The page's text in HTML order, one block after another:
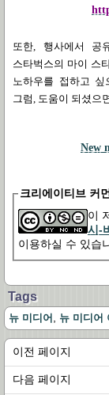
또한
행사에서 공
스타벅스의 마이 스
노하우를 접하고 싶
그럼
도움이 되셨으
New
크리에이티브 커
이
시-
이용하실 수 있습
Tags
뉴 미디어 뉴 미디어
이전 페이지
다음 페이지